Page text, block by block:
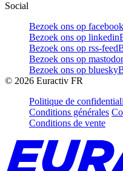
Social
Bezoek ons op facebook
Bezoek ons op linkedin
Bezoek ons op rss-feed
Bezoek ons op
Bezoek ons op bluesky
© 2026 Euractiv FR
Politique de
Conditions générales
Conditions de vente